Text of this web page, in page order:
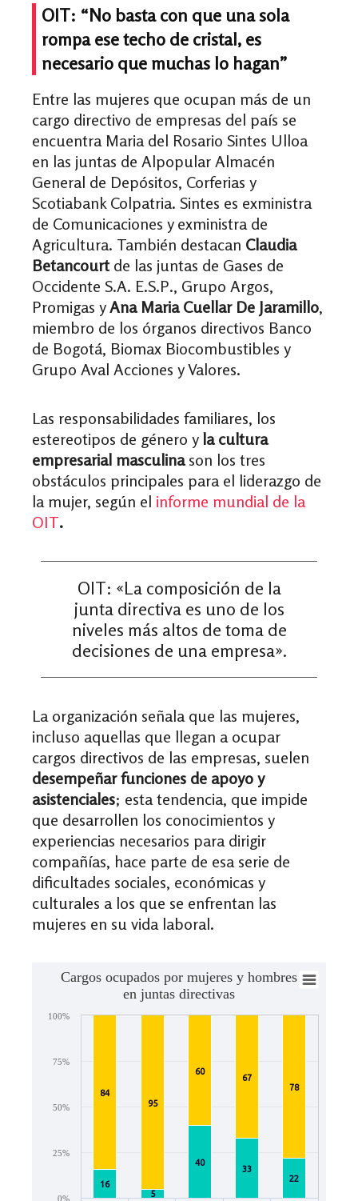
OIT: “No basta con que una sola
rompa ese techo de cristal, es
necesario que muchas lo hagan”
Entre las mujeres que ocupan más de un
cargo directivo de empresas del país se
encuentra Maria del Rosario Sintes Ulloa
en las juntas de Alpopular Almacén
General de Depósitos, Corferias y
Scotiabank Colpatria. Sintes es exministra
de Comunicaciones y exministra de
Agricultura. También destacan Claudia
Betancourtde las juntas de Gases de
Occidente S.A. E.S.P., Grupo Argos,
Promigas yAna Maria Cuellar De Jaramillo,
miembro de los órganos directivos Banco
de Bogotá, Biomax Biocombustibles y
Grupo Aval Acciones y Valores.
Las responsabilidades familiares, los
estereotipos de género y la cultura
empresarial masculinason los tres
obstáculos principales para el liderazgo de
la mujer, según el informe mundial de la
OIT.
OIT: «La composición de la
junta directiva es uno de los
niveles más altos de toma de
decisiones de una empresa».
La organización señala que las mujeres,
incluso aquellas que llegan a ocupar
cargos directivos de las empresas, suelen
desempeñar funciones de apoyo y
asistenciales; esta tendencia, que impide
que desarrollen los conocimientos y
experiencias necesarios para dirigir
compañías, hace parte de esa serie de
dificultades sociales, económicas y
culturales a los que se enfrentan las
mujeres en su vida laboral.